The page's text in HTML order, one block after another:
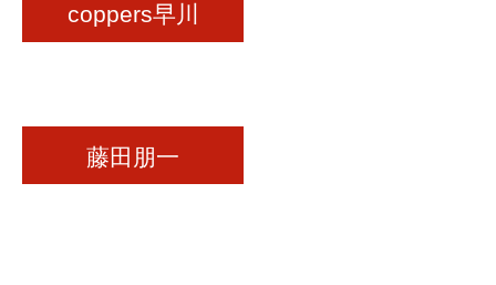
coppers早川
藤田朋一